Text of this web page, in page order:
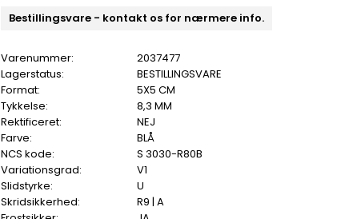
Bestillingsvare - kontakt os for nærmere info.
Varenummer:
2037477
Lagerstatus:
BESTILLINGSVARE
Format:
5X5 CM
Tykkelse:
8,3 MM
Rektificeret:
NEJ
Farve:
BLÅ
NCS kode:
S 3030-R80B
Variationsgrad:
V1
Slidstyrke:
U
Skridsikkerhed:
R9 | A